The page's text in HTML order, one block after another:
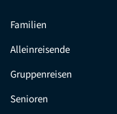
Familien
Alleinreisende
Gruppenreisen
Senioren